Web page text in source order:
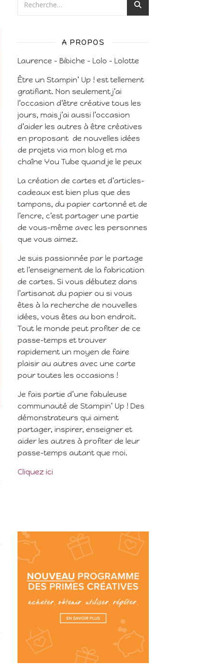
A PROPOS
Laurence – Bibiche – Lolo – Lolotte
Être un Stampin’ Up ! est tellement
gratifiant. Non seulement j’ai
l’occasion d’être créative tous les
jours, mais j’ai aussi l’occasion
d’aider les autres à être créatives
en proposant de nouvelles idées
de projets via mon blog et ma
chaîne You Tube quand je le peux
La création de cartes et d’articles-
cadeaux est bien plus que des
tampons, du papier cartonné et de
l’encre, c’est partager une partie
de vous-même avec les personnes
que vous aimez.
Je suis passionnée par le partage
et l’enseignement de la fabrication
de cartes. Si vous débutez dans
l’artisanat du papier ou si vous
êtes à la recherche de nouvelles
idées, vous êtes au bon endroit.
Tout le monde peut profiter de ce
passe-temps et trouver
rapidement un moyen de faire
plaisir au autres avec une carte
pour toutes les occasions !
Je fais partie d’une fabuleuse
communauté de Stampin’ Up ! Des
démonstrateurs qui aiment
partager, inspirer, enseigner et
aider les autres à profiter de leur
passe-temps autant que moi.
Cliquez ici